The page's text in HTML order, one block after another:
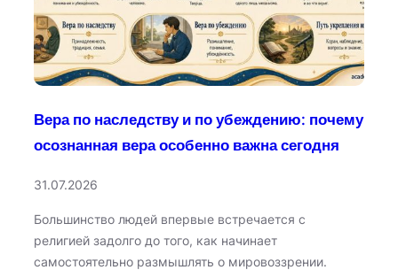
Вера по наследству и по убеждению: почему
осознанная вера особенно важна сегодня
31.07.2026
Большинство людей впервые встречается с
религией задолго до того, как начинает
самостоятельно размышлять о мировоззрении.